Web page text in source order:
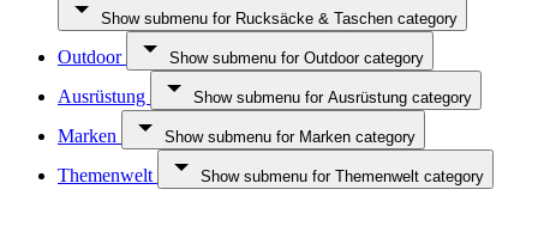
Show submenu for Rucksäcke & Taschen category
Outdoor Show submenu for Outdoor category
Ausrüstung Show submenu for Ausrüstung category
Marken Show submenu for Marken category
Themenwelt Show submenu for Themenwelt category